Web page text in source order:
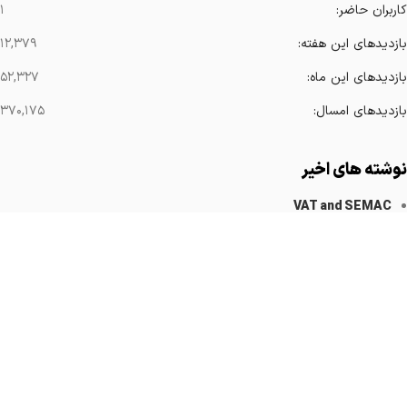
کاربران حاضر:
۱
بازدیدهای این هفته:
۱۲,۳۷۹
بازدیدهای این ماه:
۵۲,۳۲۷
بازدیدهای امسال:
۳۷۰,۱۷۵
نوشته های اخیر
VAT and SEMAC